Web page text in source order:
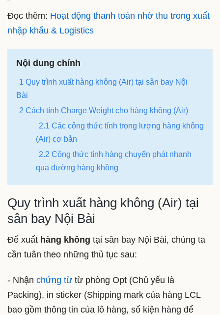
Đọc thêm: Hoạt động thanh toán nhờ thu trong xuất
nhập khẩu & Logistics
Nội dung chính
1 Quy trình xuất hàng không (Air) tại sân bay Nội
Bài
2 Cách tính Charge Weight cho hàng không (Air)
2.1 Các công thức tính trọng lượng hàng không
(Air) cơ bản
2.2 Công thức tính hàng chuyển phát nhanh
qua đường hàng không
Quy trình xuất hàng không (Air) tại
sân bay Nội Bài
Để xuất hàng không tại sân bay Nội Bài, chúng ta
cần tuân theo những thủ tục sau:
- Nhận chứng từ từ phòng Opt (Chủ yếu là
Packing), in sticker (Shipping mark của hàng LCL
bao gồm thông tin của lô hàng, số kiện hàng để